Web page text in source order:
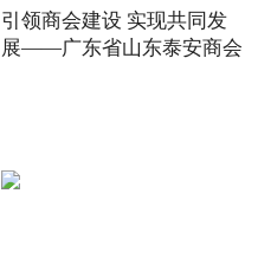
引领商会建设 实现共同发
展——广东省山东泰安商会